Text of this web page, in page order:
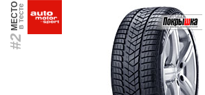
#2
МЕСТОв тесте